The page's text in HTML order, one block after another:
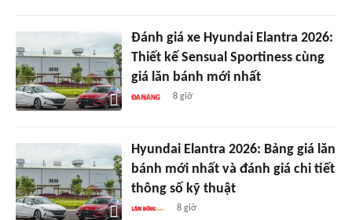
Đánh giá xe Hyundai Elantra 2026:
Thiết kế Sensual Sportiness cùng
giá lăn bánh mới nhất
8 giờ
Hyundai Elantra 2026: Bảng giá lăn
bánh mới nhất và đánh giá chi tiết
thông số kỹ thuật
8 giờ